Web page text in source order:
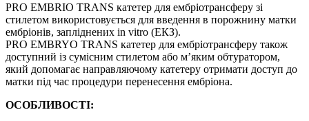
PRO EMBRIO TRANS катетер для ембріотрансферу зі
стилетом використовується для введення в порожнину матки
ембріонів, запліднених in vitro (ЕКЗ).
PRO EMBRYO TRANS катетер для ембріотрансферу також
доступний із сумісним стилетом або м’яким обтуратором,
який допомагає направляючому катетеру отримати доступ до
матки під час процедури перенесення ембріона.
ОСОБЛИВОСТІ: